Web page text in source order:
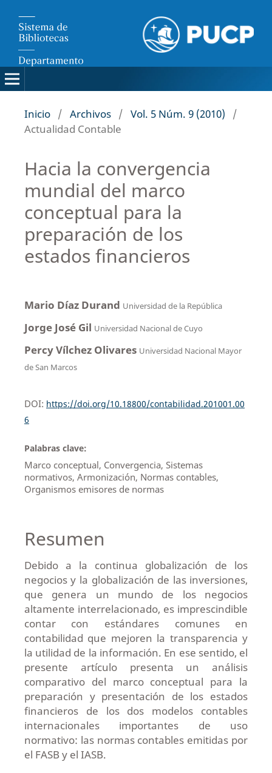
Inicio / Archivos / Vol. 5 Núm. 9 (2010)
/
Actualidad Contable
Hacia la convergencia
mundial del marco
conceptual para la
preparación de los
estados financieros
Mario Díaz Durand Universidad de la República
Jorge José Gil Universidad Nacional de Cuyo
Percy Vílchez Olivares Universidad Nacional Mayor
de San Marcos
DOI: https://doi.org/10.18800/contabilidad.201001.00
6
Palabras clave:
Marco conceptual, Convergencia, Sistemas
normativos, Armonización, Normas contables,
Organismos emisores de normas
Resumen
Debido a la continua globalización de los
negocios y la globalización de las inversiones,
que genera un mundo de los negocios
altamente interrelacionado, es imprescindible
contar con estándares comunes en
contabilidad que mejoren la transparencia y
la utilidad de la información. En ese sentido, el
presente artículo presenta un análisis
comparativo del marco conceptual para la
preparación y presentación de los estados
financieros de los dos modelos contables
internacionales importantes de uso
normativo: las normas contables emitidas por
el FASB y el IASB.